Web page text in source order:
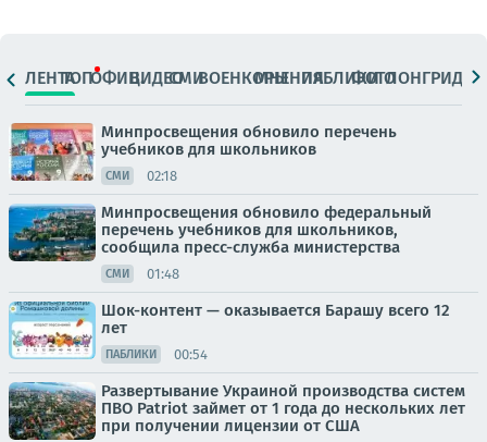
ЛЕНТАТОПОФИЦ.ВИДЕОСМИВОЕНКОРЫМНЕНИЯПАБЛИКИ
ФОТОЛОНГРИДЫ
Минпросвещения обновило перечень
учебников для школьников
СМИ 02:18
Минпросвещения обновило федеральный
перечень учебников для школьников,
сообщила пресс-служба министерства
СМИ 01:48
Шок-контент — оказывается Барашу всего 12
лет
ПАБЛИКИ 00:54
Развертывание Украиной производства систем
ПВО Patriot займет от 1 года до нескольких лет
при получении лицензии от США